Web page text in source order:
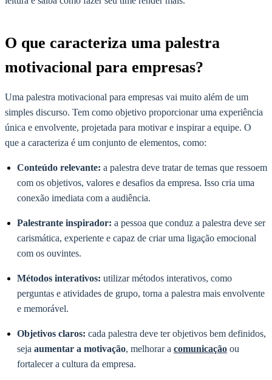
O que caracteriza uma palestra
motivacional para empresas?
Uma palestra motivacional para empresas vai muito além de um
simples discurso. Tem como objetivo proporcionar uma experiência
única e envolvente, projetada para motivar e inspirar a equipe. O
que a caracteriza é um conjunto de elementos, como:
Conteúdo relevante: a palestra deve tratar de temas que ressoem
com os objetivos, valores e desafios da empresa. Isso cria uma
conexão imediata com a audiência.
Palestrante inspirador: a pessoa que conduz a palestra deve ser
carismática, experiente e capaz de criar uma ligação emocional
com os ouvintes.
Métodos interativos: utilizar métodos interativos, como
perguntas e atividades de grupo, torna a palestra mais envolvente
e memorável.
Objetivos claros: cada palestra deve ter objetivos bem definidos,
seja aumentar a motivação, melhorar a comunicação ou
fortalecer a cultura da empresa.